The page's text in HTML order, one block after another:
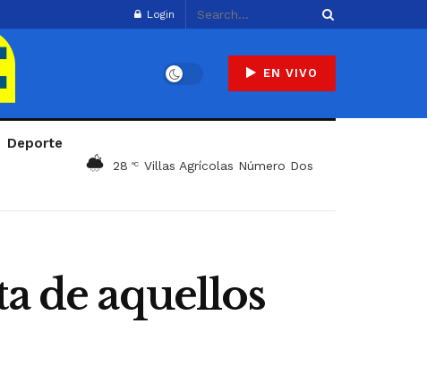
Login
EN VIVO
Deporte
28 °C Villas Agrícolas Número Dos
de aquellos